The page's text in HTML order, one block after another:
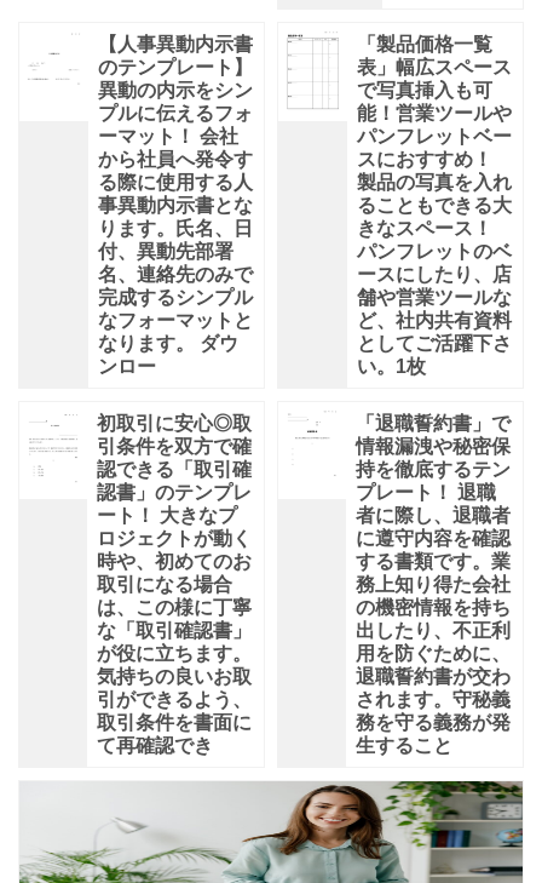
【人事異動内示書
のテンプレート】
異動の内示をシン
プルに伝えるフォ
ーマット！ 会社
から社員へ発令す
る際に使用する人
事異動内示書とな
ります。氏名、日
付、異動先部署
名、連絡先のみで
完成するシンプル
なフォーマットと
なります。 ダウ
ンロー
「製品価格一覧
表」幅広スペース
で写真挿入も可
能！営業ツールや
パンフレットベー
スにおすすめ！
製品の写真を入れ
ることもできる大
きなスペース！
パンフレットのベ
ースにしたり、店
舗や営業ツールな
ど、社内共有資料
としてご活躍下さ
い。1枚
初取引に安心◎取
引条件を双方で確
認できる「取引確
認書」のテンプレ
ート！ 大きなプ
ロジェクトが動く
時や、初めてのお
取引になる場合
は、この様に丁寧
な「取引確認書」
が役に立ちます。
気持ちの良いお取
引ができるよう、
取引条件を書面に
て再確認でき
「退職誓約書」で
情報漏洩や秘密保
持を徹底するテン
プレート！ 退職
者に際し、退職者
に遵守内容を確認
する書類です。業
務上知り得た会社
の機密情報を持ち
出したり、不正利
用を防ぐために、
退職誓約書が交わ
されます。守秘義
務を守る義務が発
生すること